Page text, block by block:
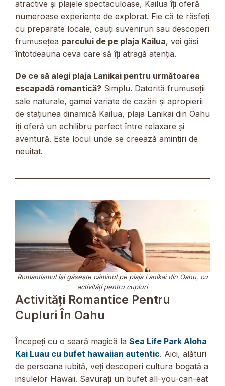
atractive și plajele spectaculoase, Kailua îți oferă
numeroase experiențe de explorat. Fie că te răsfeți
cu preparate locale, cauți suveniruri sau descoperi
frumusețea parcului de pe plaja Kailua, vei găsi
întotdeauna ceva care să îți atragă atenția.
De ce să alegi plaja Lanikai pentru următoarea
escapadă romantică? Simplu. Datorită frumuseții
sale naturale, gamei variate de cazări și apropierii
de stațiunea dinamică Kailua, plaja Lanikai din Oahu
îți oferă un echilibru perfect între relaxare și
aventură. Este locul unde se creează amintiri de
neuitat.
Romantismul își găsește căminul pe plaja Lanikai din Oahu, cu
activități pentru cupluri
Activități Romantice Pentru
Cupluri În Oahu
Începeți cu o seară magică la Sea Life Park Aloha
Kai Luau cu bufet hawaiian autentic. Aici, alături
de persoana iubită, veți descoperi cultura bogată a
insulelor Hawaii. Savurați un bufet all-you-can-eat